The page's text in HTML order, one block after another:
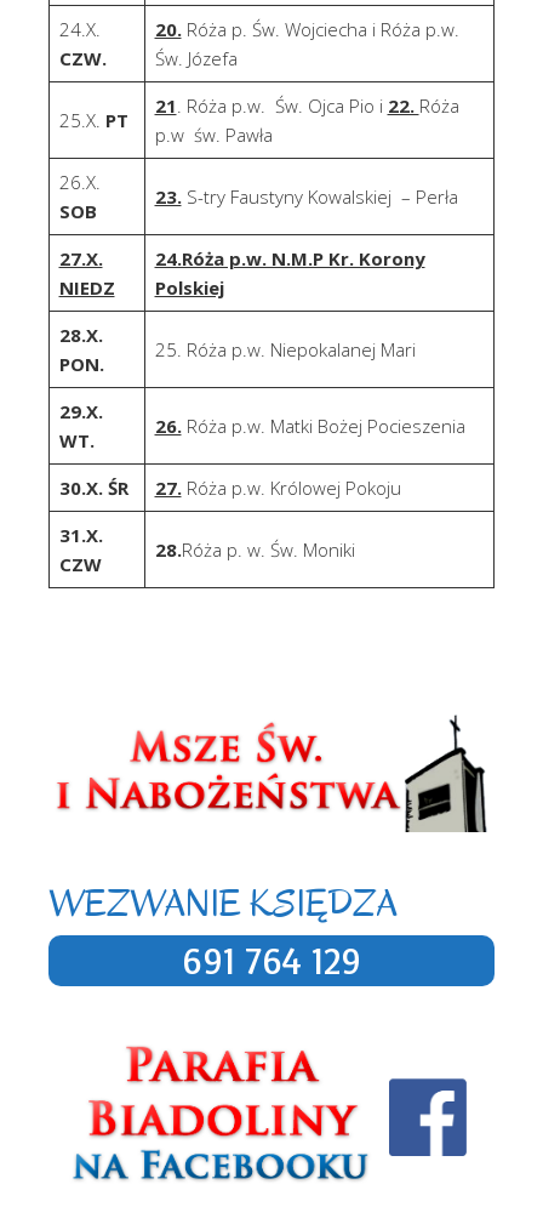
24.X.
CZW.
20.Róża p. Św. Wojciecha i Róża p.w.
Św. Józefa
25.X. PT
21. Róża p.w. Św. Ojca Pio i 22. Róża
p.w św. Pawła
26.X.
SOB
23.S-try Faustyny Kowalskiej – Perła
27.X.
NIEDZ
24.Róża p.w. N.M.P Kr. Korony
Polskiej
28.X.
PON.
25. Róża p.w. Niepokalanej Mari
29.X.
WT.
26.Róża p.w. Matki Bożej Pocieszenia
30.X. ŚR 27.Róża p.w. Królowej Pokoju
31.X.
CZW
28.Róża p. w. Św. Moniki
WEZWANIE KSIĘDZA
691 764 129